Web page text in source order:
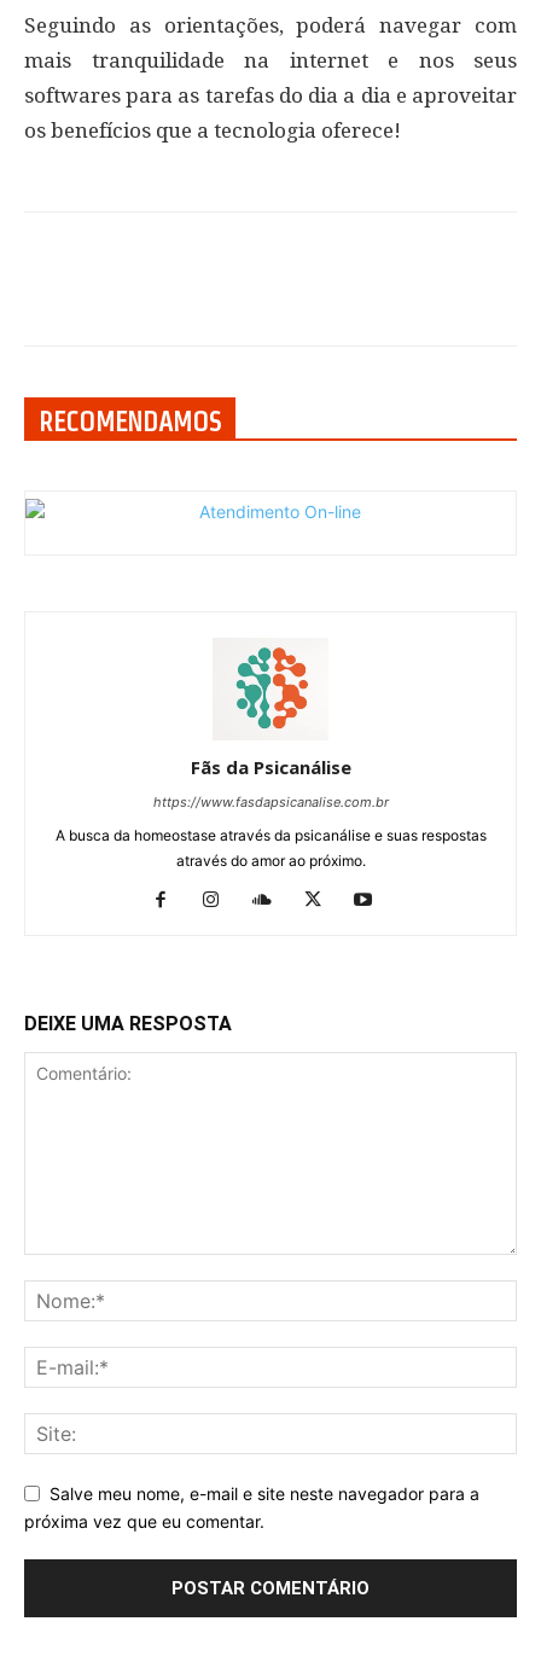
Seguindo as orientações, poderá navegar com
mais tranquilidade na internet e nos seus
softwares para as tarefas do dia a dia e aproveitar
os benefícios que a tecnologia oferece!
RECOMENDAMOS
Fãs da Psicanálise
https://www.fasdapsicanalise.com.br
A busca da homeostase através da psicanálise e suas respostas
através do amor ao próximo.
DEIXE UMA RESPOSTA
Salve meu nome, e-mail e site neste navegador para a
próxima vez que eu comentar.